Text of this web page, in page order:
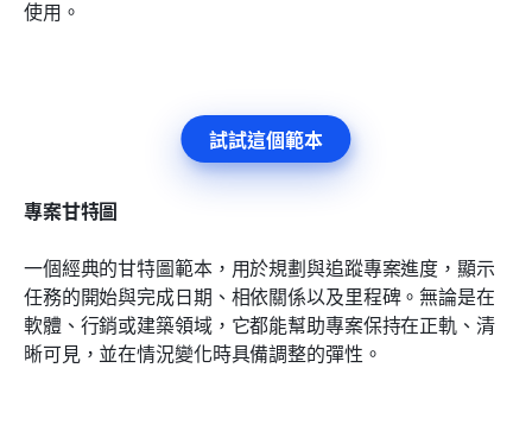
使用。
試試這個範本
專案甘特圖
一個經典的甘特圖範本，用於規劃與追蹤專案進度，顯示
任務的開始與完成日期、相依關係以及里程碑。無論是在
軟體、行銷或建築領域，它都能幫助專案保持在正軌、清
晰可見，並在情況變化時具備調整的彈性。